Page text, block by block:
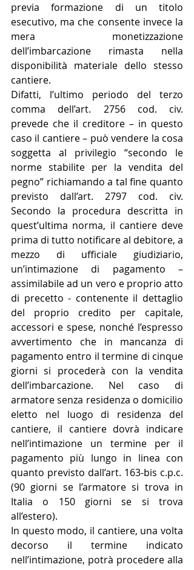
previa formazione di un titolo
esecutivo, ma che consente invece la
mera monetizzazione
dell’imbarcazione rimasta nella
disponibilità materiale dello stesso
cantiere.
Difatti, l’ultimo periodo del terzo
comma dell’art. 2756 cod. civ.
prevede che il creditore – in questo
caso il cantiere – può vendere la cosa
soggetta al privilegio “secondo le
norme stabilite per la vendita del
pegno” richiamando a tal fine quanto
previsto dall’art. 2797 cod. civ.
Secondo la procedura descritta in
quest’ultima norma, il cantiere deve
prima di tutto notificare al debitore, a
mezzo di ufficiale giudiziario,
un’intimazione di pagamento –
assimilabile ad un vero e proprio atto
di precetto - contenente il dettaglio
del proprio credito per capitale,
accessori e spese, nonché l’espresso
avvertimento che in mancanza di
pagamento entro il termine di cinque
giorni si procederà con la vendita
dell’imbarcazione. Nel caso di
armatore senza residenza o domicilio
eletto nel luogo di residenza del
cantiere, il cantiere dovrà indicare
nell’intimazione un termine per il
pagamento più lungo in linea con
quanto previsto dall’art. 163-bis c.p.c.
(90 giorni se l’armatore si trova in
Italia o 150 giorni se si trova
all’estero).
In questo modo, il cantiere, una volta
decorso il termine indicato
nell’intimazione, potrà procedere alla